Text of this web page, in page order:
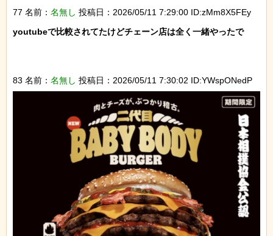
77 名前： 名無し 投稿日：2026/05/11 7:29:00 ID:zMm8X5FEy
youtubeで比較されてたけどチェーン店は全く一緒やったで
83 名前： 名無し 投稿日：2026/05/11 7:30:02 ID:YWspONedP